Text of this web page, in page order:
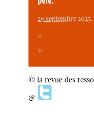
29 septembre 2025
<
>
© la revue des
&